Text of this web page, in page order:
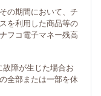
の期間において、チ
を利用した商品等の
フコ電子マネー残高
故障が生じた場合お
全部または一部を休